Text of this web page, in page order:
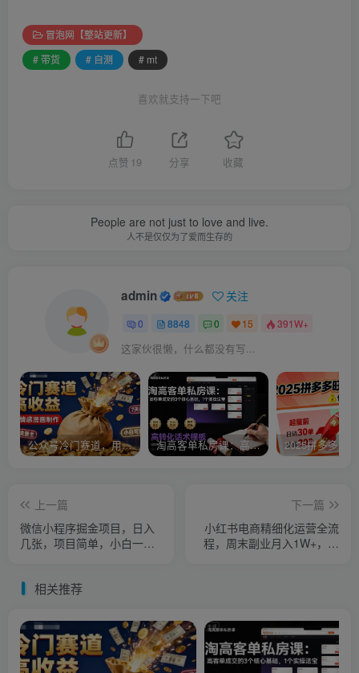
冒泡网【整站更新】
# 带货
# 自测 # mt
喜欢就支持一下吧
点赞 19 分享 收藏
People are not just to love and live.
人不是仅仅为了爱而生存的
admin 关注
0 8848 0 15 391W+
这家伙很懒，什么都没有写...
公众号冷门赛道，用AI做情感漫画，7天开通流量主，操作简单，小白可玩 淘高客单私房课：高客单成交的3个核心基础，1个实操法宝
上一篇
微信小程序掘金项目，日入
几张，项目简单，小白一看
下一篇
小红书电商精细化运营全流
程，周末副业月入1W+，全
相关推荐